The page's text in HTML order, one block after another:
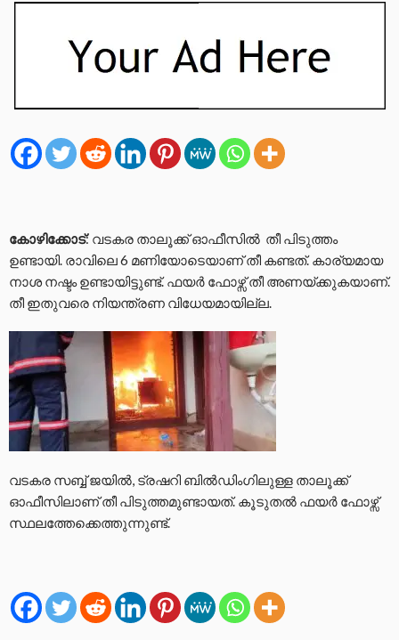
കോഴിക്കോട്: വടകര താലൂക്ക് ഓഫീസിൽ തീ പിടുത്തം
ഉണ്ടായി. രാവിലെ 6 മണിയോടെയാണ് തീ കണ്ടത്. കാര്യമായ
നാശ നഷ്ടം ഉണ്ടായിട്ടുണ്ട്. ഫയർ ഫോഴ്സ് തീ അണയ്ക്കുകയാണ്.
തീ ഇതുവരെ നിയന്ത്രണ വിധേയമായില്ല.
വടകര സബ്ബ് ജയിൽ, ട്രഷറി ബിൽഡിംഗിലുള്ള താലൂക്ക്
ഓഫീസിലാണ് തീ പിടുത്തമുണ്ടായത്. കൂടുതൽ ഫയർ ഫോഴ്സ്
സ്ഥലത്തേക്കെത്തുന്നുണ്ട്.